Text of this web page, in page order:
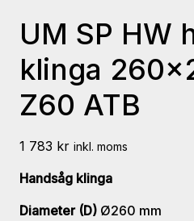
UM SP HW
klinga
Z60 ATB
1 783 kr inkl. moms
Handsåg klinga
Diameter (D) Ø260 mm